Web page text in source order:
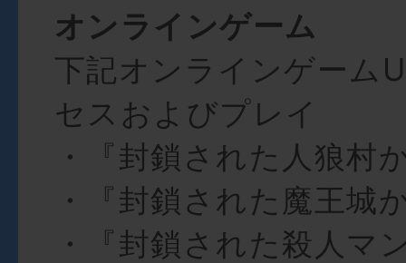
オンラインゲーム
下記オンラインゲーム
セスおよびプレイ
・『封鎖された人狼村
・『封鎖された魔王城
・『封鎖された殺人マ